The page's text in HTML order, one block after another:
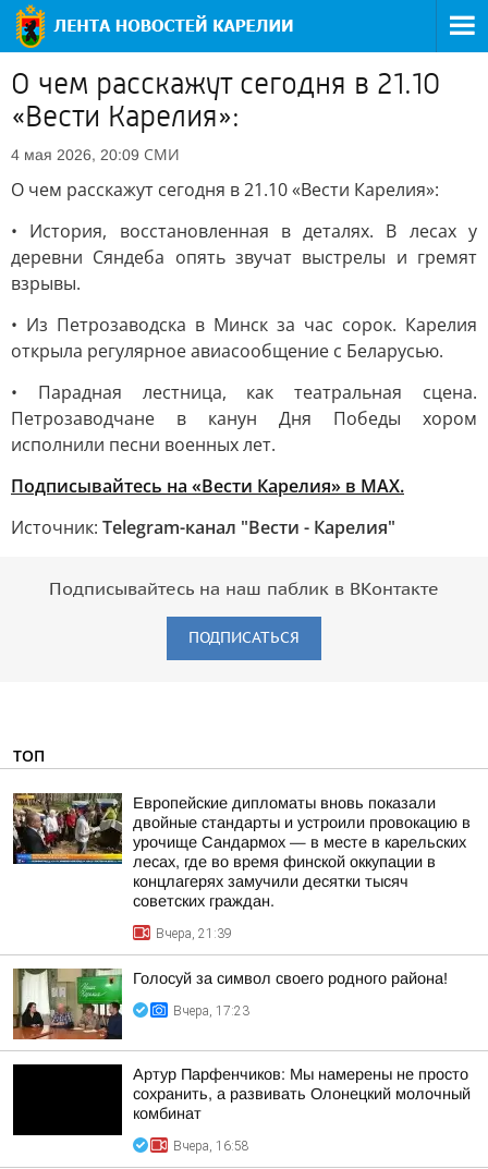
О чем расскажут сегодня в 21.10
«Вести Карелия»:
4 мая 2026, 20:09 СМИ
О чем расскажут сегодня в 21.10 «Вести Карелия»:
• История, восстановленная в деталях. В лесах у
деревни Сяндеба опять звучат выстрелы и гремят
взрывы.
• Из Петрозаводска в Минск за час сорок. Карелия
открыла регулярное авиасообщение с Беларусью.
• Парадная лестница, как театральная сцена.
Петрозаводчане в канун Дня Победы хором
исполнили песни военных лет.
Подписывайтесь на «Вести Карелия» в МАХ.
Источник: Telegram-канал "Вести - Карелия"
Подписывайтесь на наш паблик в ВКонтакте
ПОДПИСАТЬСЯ
ТОП
Европейские дипломаты вновь показали
двойные стандарты и устроили провокацию в
урочище Сандармох — в месте в карельских
лесах, где во время финской оккупации в
концлагерях замучили десятки тысяч
советских граждан.
Вчера, 21:39
Голосуй за символ своего родного района!
Вчера, 17:23
Артур Парфенчиков: Мы намерены не просто
сохранить, а развивать Олонецкий молочный
комбинат
Вчера, 16:58